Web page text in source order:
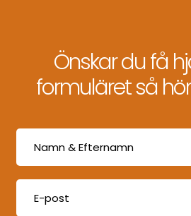
Önskar du få
formuläret så